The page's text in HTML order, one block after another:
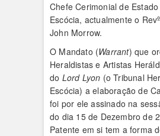
Chefe Cerimonial de
Escócia, actualmente o
John Morrow.
O Mandato (Warrant) que
Heraldistas e Artistas
do Lord Lyon (o Tribunal
Escócia) a elaboração de
foi por ele assinado na
do dia 15 de Dezembro de
Patente em si tem a forma